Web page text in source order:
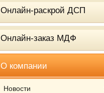
Онлайн-раскрой ДСП
Онлайн-заказ МДФ
О компании
Новости